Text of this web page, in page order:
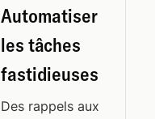
Automatiser
les tâches
fastidieuses
Des rappels aux